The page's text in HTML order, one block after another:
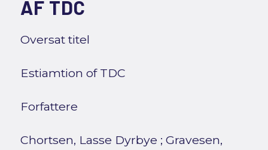
AF TDC
Oversat titel
Estiamtion of TDC
Forfattere
Chortsen, Lasse Dyrbye ; Gravesen,